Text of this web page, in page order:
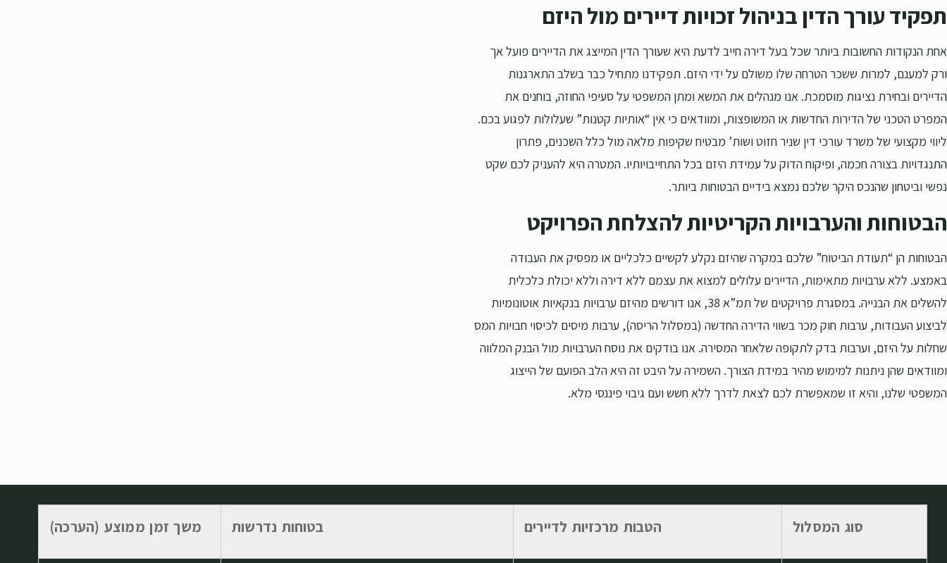
תפקיד עורך הדין בניהול זכויות דיירים מול היזם
אחת הנקודות החשובות ביותר שכל בעל דירה חייב לדעת היא שעורך הדין המייצג את הדיירים פועל אך
ורק למענם, למרות ששכר הטרחה שלו משולם על ידי היזם. תפקידנו מתחיל כבר בשלב התארגנות
הדיירים ובחירת נציגות מוסמכת. אנו מנהלים את המשא ומתן המשפטי על סעיפי החוזה, בוחנים את
המפרט הטכני של הדירות החדשות או המשופצות, ומוודאים כי אין “אותיות קטנות” שעלולות לפגוע בכם.
ליווי מקצועי של משרד עורכי דין שניר חזוט ושות’ מבטיח שקיפות מלאה מול כלל השכנים, פתרון
התנגדויות בצורה חכמה, ופיקוח הדוק על עמידת היזם בכל התחייבויותיו. המטרה היא להעניק לכם שקט
נפשי וביטחון שהנכס היקר שלכם נמצא בידיים הבטוחות ביותר.
הבטוחות והערבויות הקריטיות להצלחת הפרויקט
הבטוחות הן “תעודת הביטוח” שלכם במקרה שהיזם נקלע לקשיים כלכליים או מפסיק את העבודה
באמצע. ללא ערבויות מתאימות, הדיירים עלולים למצוא את עצמם ללא דירה וללא יכולת כלכלית
להשלים את הבנייה. במסגרת פרויקטים של תמ”א 38, אנו דורשים מהיזם ערבויות בנקאיות אוטונומיות
לביצוע העבודות, ערבות חוק מכר בשווי הדירה החדשה (במסלול הריסה), ערבות מיסים לכיסוי חבויות המס
שחלות על היזם, וערבות בדק לתקופה שלאחר המסירה. אנו בודקים את נוסח הערבויות מול הבנק המלווה
ומוודאים שהן ניתנות למימוש מהיר במידת הצורך. השמירה על היבט זה היא הלב הפועם של הייצוג
המשפטי שלנו, והיא זו שמאפשרת לכם לצאת לדרך ללא חשש ועם גיבוי פיננסי מלא.
סוג המסלול הטבות מרכזיות לדיירים בטוחות נדרשות משך זמן ממוצע (הערכה)